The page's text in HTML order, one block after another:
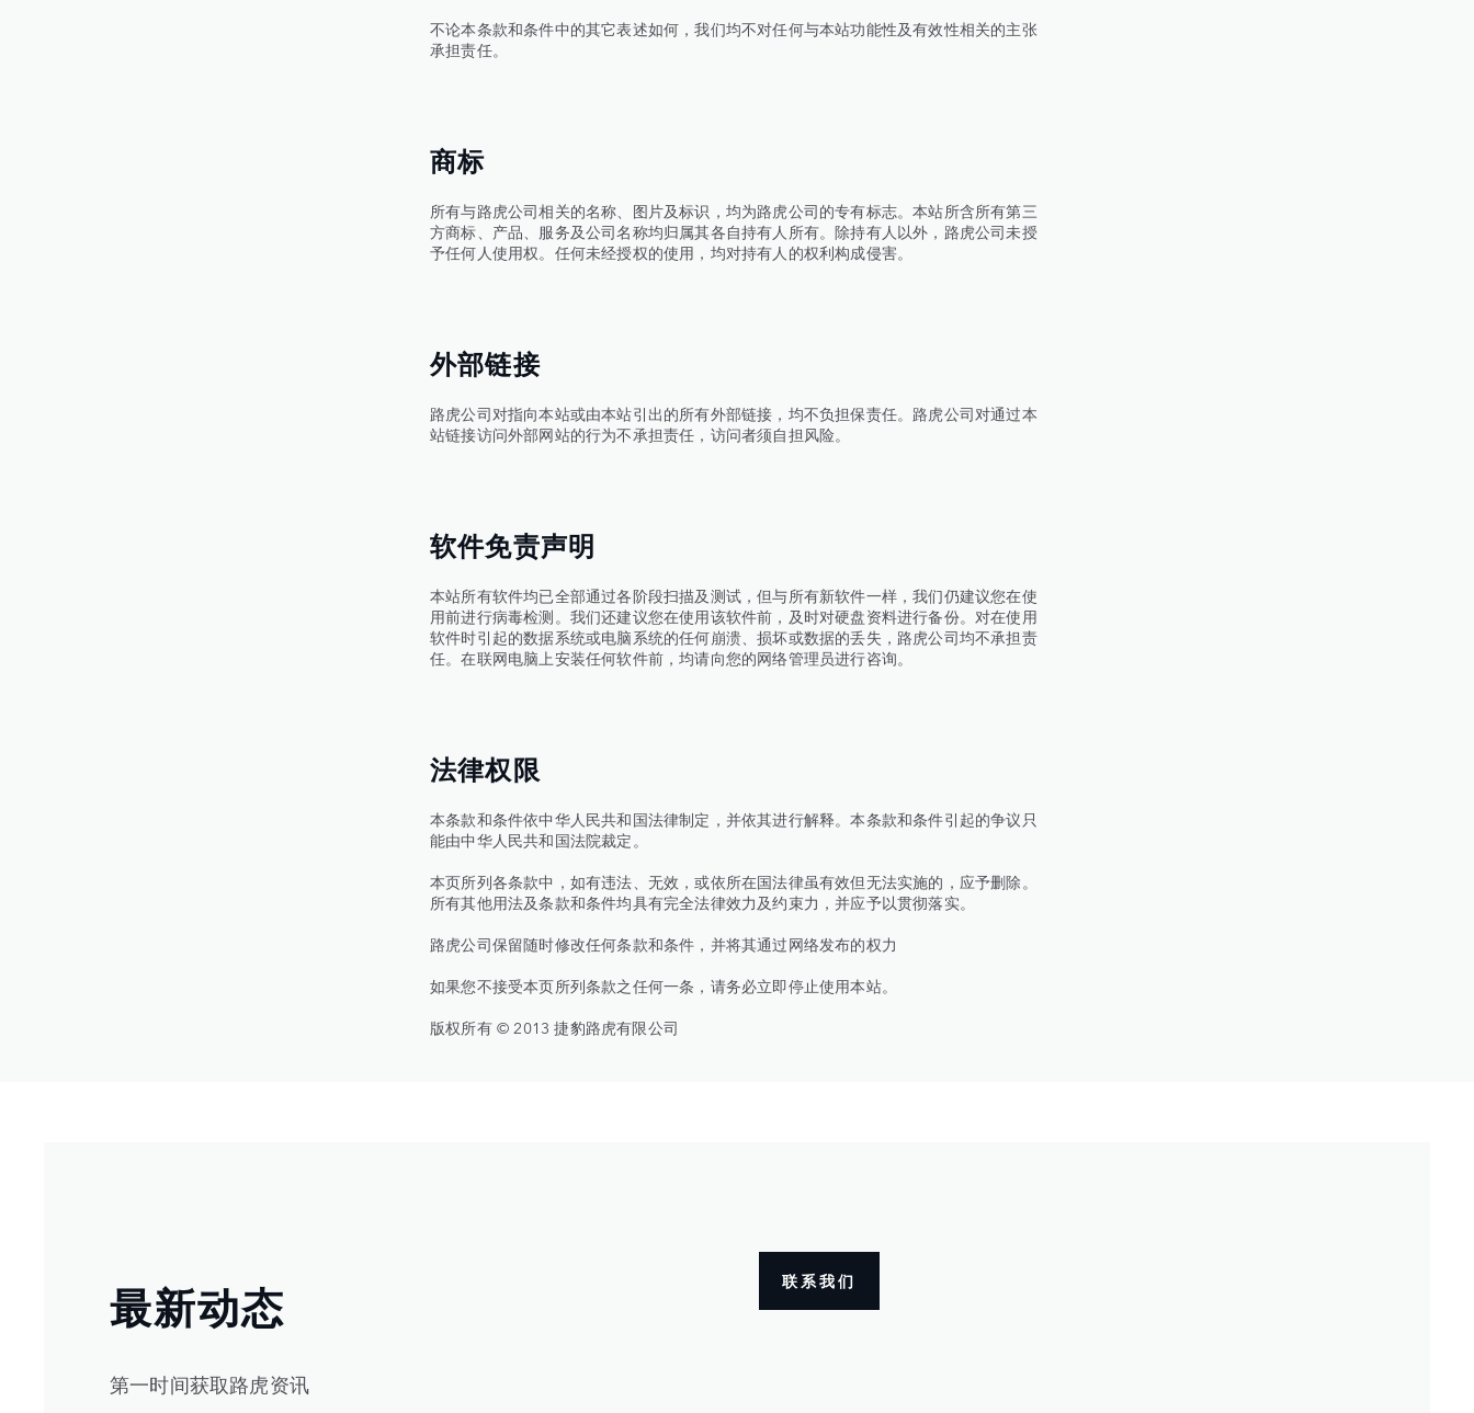
不论本条款和条件中的其它表述如何，我们均不对任何与本站功能性及有效性相关的主张
承担责任。
商标
所有与路虎公司相关的名称、图片及标识，均为路虎公司的专有标志。本站所含所有第三
方商标、产品、服务及公司名称均归属其各自持有人所有。除持有人以外，路虎公司未授
予任何人使用权。任何未经授权的使用，均对持有人的权利构成侵害。
外部链接
路虎公司对指向本站或由本站引出的所有外部链接，均不负担保责任。路虎公司对通过本
站链接访问外部网站的行为不承担责任，访问者须自担风险。
软件免责声明
本站所有软件均已全部通过各阶段扫描及测试，但与所有新软件一样，我们仍建议您在使
用前进行病毒检测。我们还建议您在使用该软件前，及时对硬盘资料进行备份。对在使用
软件时引起的数据系统或电脑系统的任何崩溃、损坏或数据的丢失，路虎公司均不承担责
任。在联网电脑上安装任何软件前，均请向您的网络管理员进行咨询。
法律权限
本条款和条件依中华人民共和国法律制定，并依其进行解释。本条款和条件引起的争议只
能由中华人民共和国法院裁定。
本页所列各条款中，如有违法、无效，或依所在国法律虽有效但无法实施的，应予删除。
所有其他用法及条款和条件均具有完全法律效力及约束力，并应予以贯彻落实。
路虎公司保留随时修改任何条款和条件，并将其通过网络发布的权力
如果您不接受本页所列条款之任何一条，请务必立即停止使用本站。
版权所有 © 2013 捷豹路虎有限公司
最新动态
第一时间获取路虎资讯
联系我们